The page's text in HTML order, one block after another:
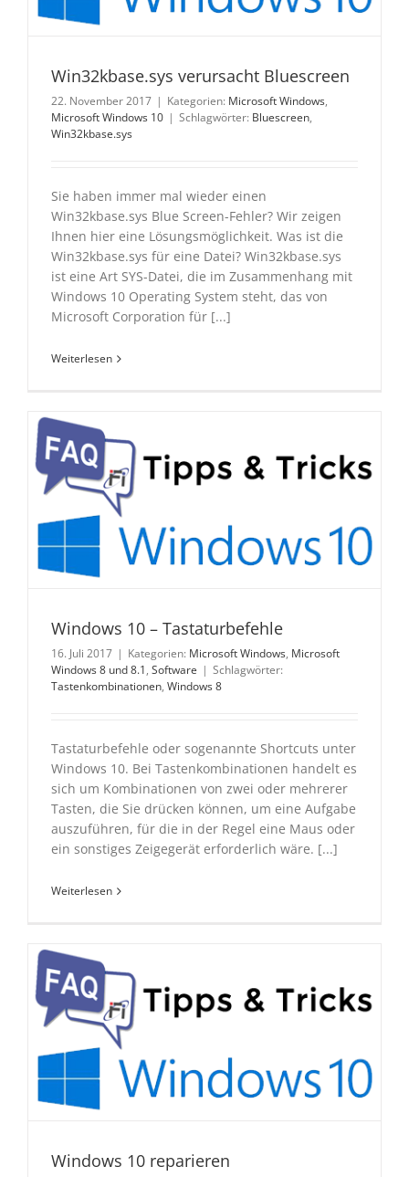
Win32kbase.sys verursacht Bluescreen
22. November 2017 | Kategorien: Microsoft Windows,
Microsoft Windows 10 | Schlagwörter: Bluescreen,
Win32kbase.sys
Sie haben immer mal wieder einen
Win32kbase.sys Blue Screen-Fehler? Wir zeigen
Ihnen hier eine Lösungsmöglichkeit. Was ist die
Win32kbase.sys für eine Datei? Win32kbase.sys
ist eine Art SYS-Datei, die im Zusammenhang mit
Windows 10 Operating System steht, das von
Microsoft Corporation für [...]
Weiterlesen
Windows 10 – Tastaturbefehle
16. Juli 2017 | Kategorien: Microsoft Windows, Microsoft
Windows 8 und 8.1, Software | Schlagwörter:
Tastenkombinationen, Windows 8
Tastaturbefehle oder sogenannte Shortcuts unter
Windows 10. Bei Tastenkombinationen handelt es
sich um Kombinationen von zwei oder mehrerer
Tasten, die Sie drücken können, um eine Aufgabe
auszuführen, für die in der Regel eine Maus oder
ein sonstiges Zeigegerät erforderlich wäre. [...]
Weiterlesen
Windows 10 reparieren